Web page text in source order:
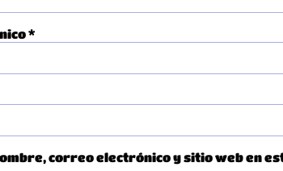
*
correo electrónico y sitio web en